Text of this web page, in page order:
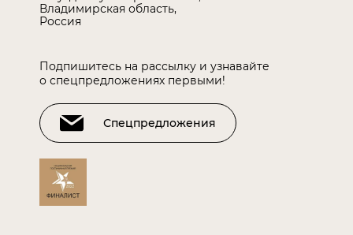
Владимирская область,
Россия
Подпишитесь на рассылку и узнавайте
о спецпредложениях первыми!
Спецпредложения